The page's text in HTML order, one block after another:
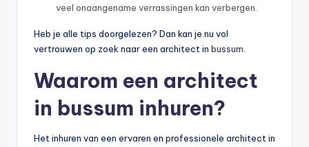
veel onaangename verrassingen kan verbergen.
Heb je alle tips doorgelezen? Dan kan je nu vol
vertrouwen op zoek naar een architect in bussum.
Waarom een architect
in bussum inhuren?
Het inhuren van een ervaren en professionele architect in